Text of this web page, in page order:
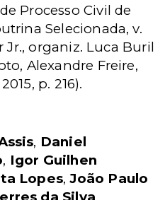
Processo Civil de
Selecionada, v.
Jr., organiz. Luca Buril
Alexandre Freire,
p. 216).
, Daniel
, Igor Guilhen
Lopes,João Paulo
da Silva